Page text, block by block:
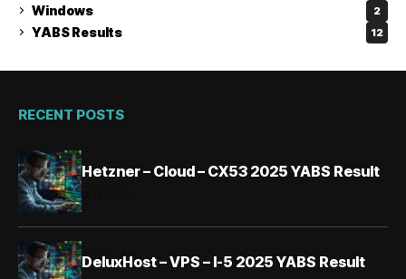
Windows 2
YABS Results 12
RECENT POSTS
Hetzner – Cloud – CX53 2025 YABS Result
DeluxHost – VPS – I-5 2025 YABS Result